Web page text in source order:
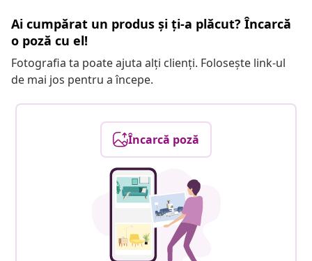
Ai cumpărat un produs și ți-a plăcut? Încarcă
o poză cu el!
Fotografia ta poate ajuta alți clienți. Folosește link-ul
de mai jos pentru a începe.
Încarcă poză